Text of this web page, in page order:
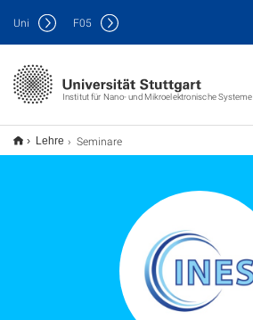
Institut für Nano- und Mikroelektronische Systeme
Uni F05
Lehre Seminare